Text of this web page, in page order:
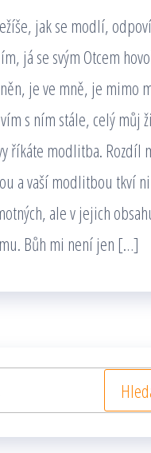
jak se modlí,
já se svým Otcem
je ve mně, je mimo
s ním stále, celý můj
říkáte modlitba. Rozdíl
a vaší modlitbou tkví
ale v jejich
Bůh mi není jen […]